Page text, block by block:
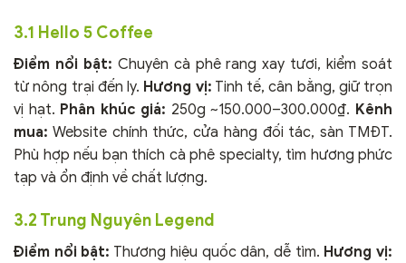
3.1 Hello 5 Coffee
Điểm nổi bật: Chuyên cà phê rang xay tươi, kiểm soát
từ nông trại đến ly. Hương vị: Tinh tế, cân bằng, giữ trọn
vị hạt. Phân khúc giá: 250g ~150.000–300.000₫. Kênh
mua: Website chính thức, cửa hàng đối tác, sàn TMĐT.
Phù hợp nếu bạn thích cà phê specialty, tìm hương phức
tạp và ổn định về chất lượng.
3.2 Trung Nguyên Legend
Điểm nổi bật: Thương hiệu quốc dân, dễ tìm. Hương vị: